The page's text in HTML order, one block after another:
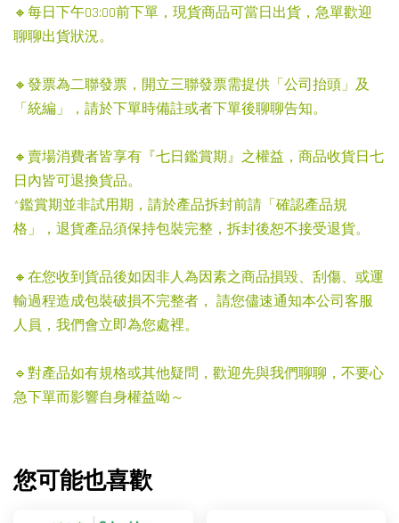
🔸每日下午03:00前下單，現貨商品可當日出貨，急單歡迎
聊聊出貨狀況。
🔸發票為二聯發票，開立三聯發票需提供「公司抬頭」及
「統編」，請於下單時備註或者下單後聊聊告知。
🔸賣場消費者皆享有『七日鑑賞期』之權益，商品收貨日七
日內皆可退換貨品。
*鑑賞期並非試用期，請於產品拆封前請「確認產品規
格」，退貨產品須保持包裝完整，拆封後恕不接受退貨。
🔸在您收到貨品後如因非人為因素之商品損毀、刮傷、或運
輸過程造成包裝破損不完整者， 請您儘速通知本公司客服
人員，我們會立即為您處裡。
🔹對產品如有規格或其他疑問，歡迎先與我們聊聊，不要心
急下單而影響自身權益呦～
您可能也喜歡